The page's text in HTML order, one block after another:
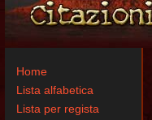
Home
Lista alfabetica
Lista per regista